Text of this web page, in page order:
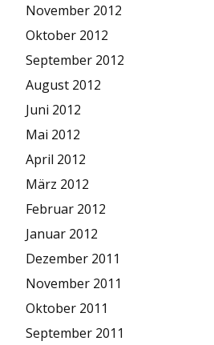
November 2012
Oktober 2012
September 2012
August 2012
Juni 2012
Mai 2012
April 2012
März 2012
Februar 2012
Januar 2012
Dezember 2011
November 2011
Oktober 2011
September 2011